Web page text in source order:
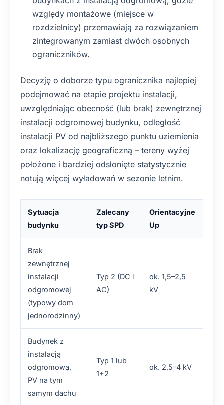
względy montażowe (miejsce w
rozdzielnicy) przemawiają za rozwiązaniem
zintegrowanym zamiast dwóch osobnych
ograniczników.
Decyzję o doborze typu ogranicznika najlepiej
podejmować na etapie projektu instalacji,
uwzględniając obecność (lub brak) zewnętrznej
instalacji odgromowej budynku, odległość
instalacji PV od najbliższego punktu uziemienia
oraz lokalizację geograficzną – tereny wyżej
położone i bardziej odsłonięte statystycznie
notują więcej wyładowań w sezonie letnim.
Sytuacja
budynku
Zalecany
typ SPD
Orientacyjne
Up
Brak
zewnętrznej
instalacji
odgromowej
(typowy dom
jednorodzinny)
Typ 2 (DC i
AC)
ok. 1,5–2,5
kV
Budynek z
instalacją
odgromową,
PV na tym
samym dachu
Typ 1 lub
1+2
ok. 2,5–4 kV